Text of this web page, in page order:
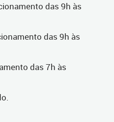
das 9h às
das 9h às
das 7h às